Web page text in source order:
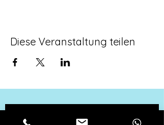
Diese Veranstaltung teilen